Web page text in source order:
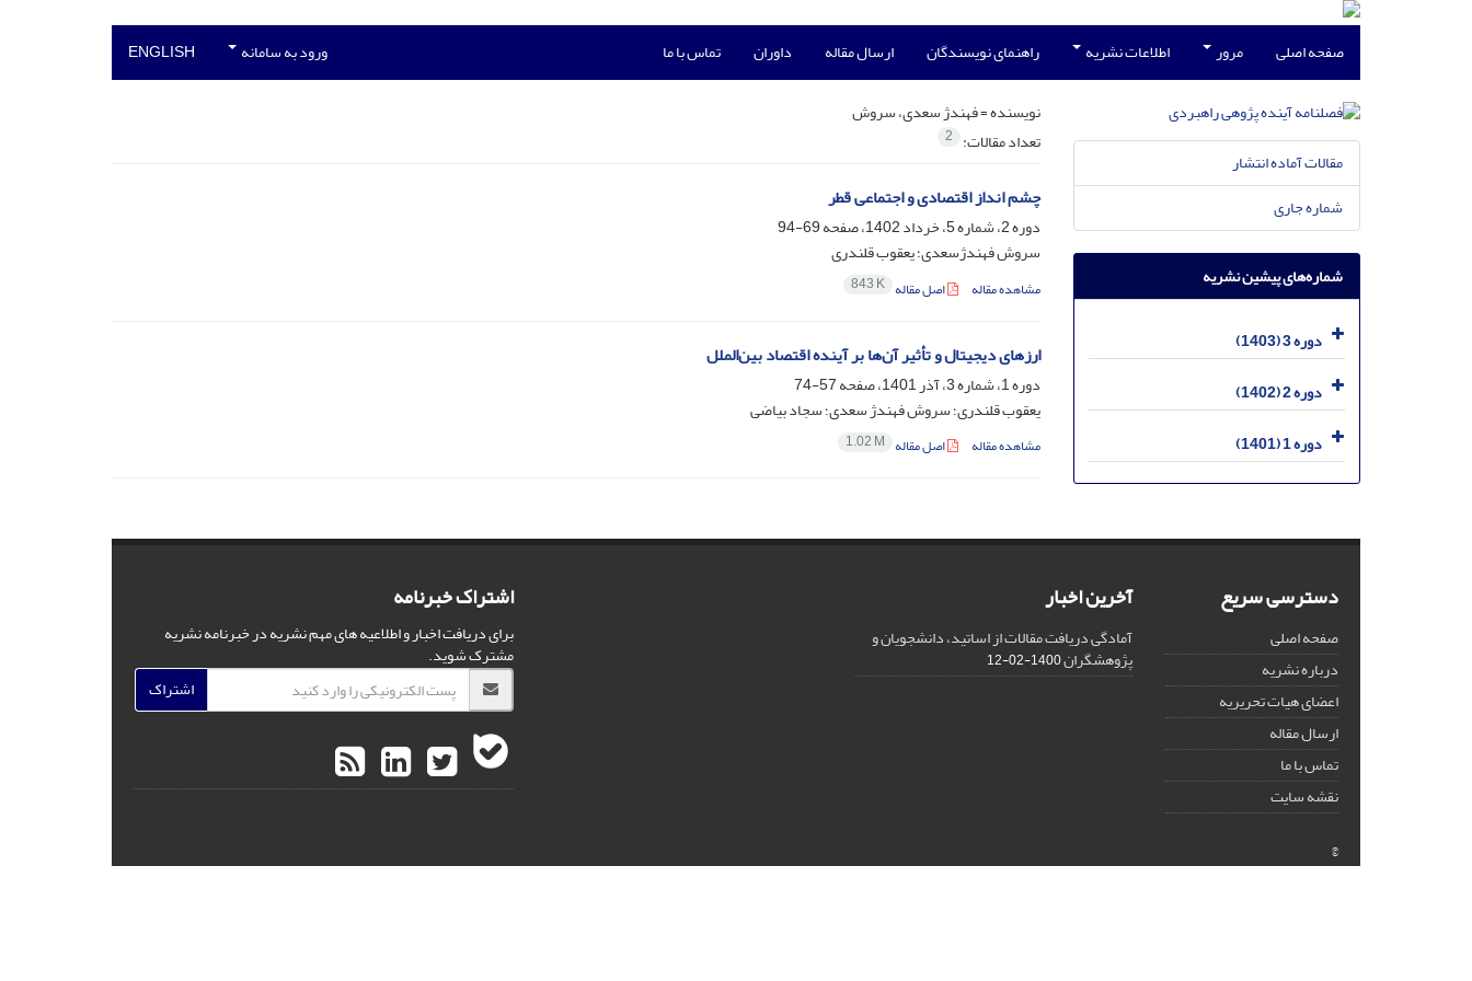
صفحه اصلی مرور اطلاعات نشریه راهنمای نویسندگان ارسال مقاله داوران تماس با ما ورود به سامانه ENGLISH
نویسنده =فهندژ سعدی، سروش
تعداد مقالات: 2
چشم انداز اقتصادی و اجتماعی قطر
دوره 2، شماره 5، خرداد 1402، صفحه
69-94
سروش فهندژسعدی؛ یعقوب قلندری
مشاهده مقاله اصل مقاله 843 K
ارزهای دیجیتال و تأثیر آن‌ها بر آینده اقتصاد بین‌الملل
دوره 1، شماره 3، آذر 1401، صفحه
57-74
یعقوب قلندری؛ سروش فهندژ سعدی؛ سجاد بیاضی
مشاهده مقاله اصل مقاله 1.02 M
مقالات آماده انتشار
شماره جاری
شماره‌های پیشین نشریه
دوره 3 (1403)
دوره 2 (1402)
دوره 1 (1401)
دسترسی سریع
صفحه اصلی
درباره نشریه
اعضای هیات تحریریه
ارسال مقاله
تماس با ما
نقشه سایت
آخرین اخبار
آمادگی دریافت مقالات از اساتید، دانشجویان و
پژوهشگران1400-02-12
اشتراک خبرنامه
برای دریافت اخبار و اطلاعیه های مهم نشریه در خبرنامه نشریه
مشترک شوید.
اشتراک
©